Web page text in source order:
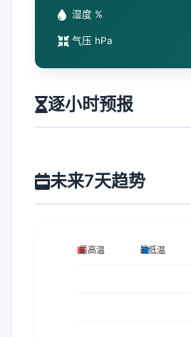
湿度 %
气压 hPa
逐小时预报
未来7天趋势